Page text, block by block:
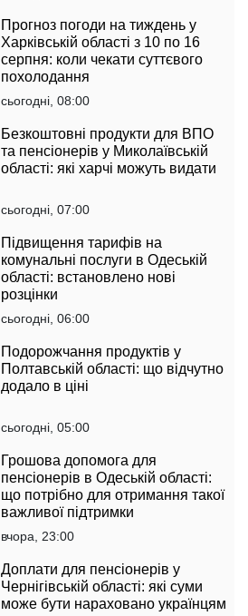
Прогноз погоди на тиждень у
Харківській області з 10 по 16
серпня: коли чекати суттєвого
похолодання
сьогодні, 08:00
Безкоштовні продукти для ВПО
та пенсіонерів у Миколаївській
області: які харчі можуть видати
сьогодні, 07:00
Підвищення тарифів на
комунальні послуги в Одеській
області: встановлено нові
розцінки
сьогодні, 06:00
Подорожчання продуктів у
Полтавській області: що відчутно
додало в ціні
сьогодні, 05:00
Грошова допомога для
пенсіонерів в Одеській області:
що потрібно для отримання такої
важливої підтримки
вчора, 23:00
Доплати для пенсіонерів у
Чернігівській області: які суми
може бути нараховано українцям